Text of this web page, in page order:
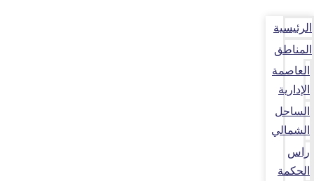
الرئيسية
المناطق
العاصمة
الإدارية
الساحل
الشمالي
راس
الحكمة